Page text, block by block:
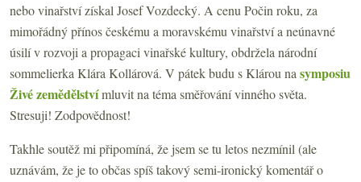
nebo vinařství získal Josef Vozdecký. A cenu Počin roku, za
mimořádný přínos českému a moravskému vinařství a neúnavné
úsilí v rozvoji a propagaci vinařské kultury, obdržela národní
sommelierka Klára Kollárová. V pátek budu s Klárou na symposiu
Živé zemědělstvímluvit na téma směřování vinného světa.
Stresuji! Zodpovědnost!
Takhle soutěž mi připomíná, že jsem se tu letos nezmínil (ale
uznávám, že je to občas spíš takový semi-ironický komentář o